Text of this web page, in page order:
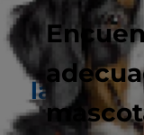
de actividad.
Lo que
la
correcta